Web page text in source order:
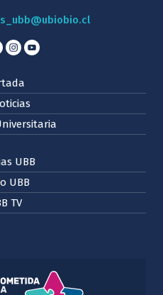
UBB
UBB
TV